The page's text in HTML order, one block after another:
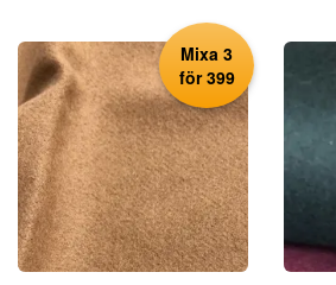
Mixa 3
för 399